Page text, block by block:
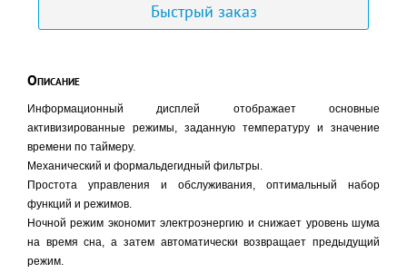
Быстрый заказ
Описание
Информационный дисплей отображает основные
активизированные режимы, заданную температуру и значение
времени по таймеру.
Механический и формальдегидный фильтры.
Простота управления и обслуживания, оптимальный набор
функций и режимов.
Ночной режим экономит электроэнергию и снижает уровень шума
на время сна, а затем автоматически возвращает предыдущий
режим.